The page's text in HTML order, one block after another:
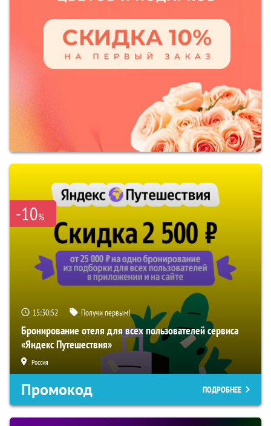
-10%
15:30:52 Получи первым!
Бронирование отеля для всех пользователей сервиса
«Яндекс Путешествия»
Россия
Промокод ПОДРОБНЕЕ